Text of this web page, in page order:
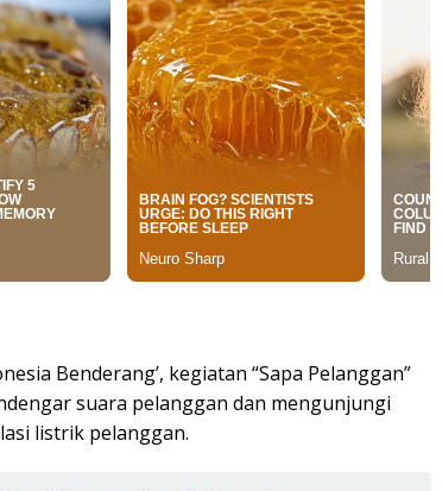
Benderang’, kegiatan “Sapa Pelanggan”
suara pelanggan dan mengunjungi
listrik pelanggan.